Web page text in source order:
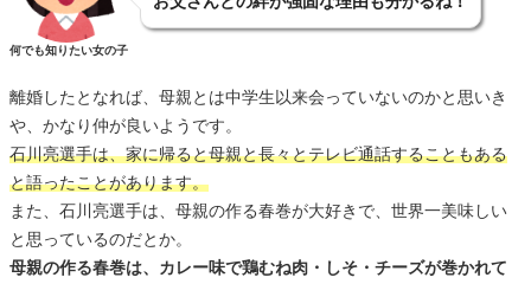
何でも知りたい女の子
離婚したとなれば、母親とは中学生以来会っていないのかと思いき
や、かなり仲が良いようです。
石川亮選手は、家に帰ると母親と長々とテレビ通話することもある
と語ったことがあります。
また、石川亮選手は、母親の作る春巻が大好きで、世界一美味しい
と思っているのだとか。
母親の作る春巻は、カレー味で鶏むね肉・しそ・チーズが巻かれて